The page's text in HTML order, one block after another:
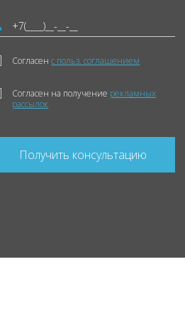
Согласенс польз. соглашением
Согласен на получение рекламных
рассылок
Получить консультацию